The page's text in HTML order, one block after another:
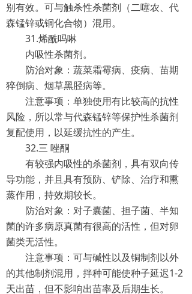
别有效。可与触杀性杀菌剂（二噻农、代
森锰锌或铜化合物）混用。
31.烯酰吗啉
内吸性杀菌剂。
防治对象：蔬菜霜霉病、疫病、苗期
猝倒病、烟草黑胫病等。
注意事项：单独使用有比较高的抗性
风险，所以常与代森锰锌等保护性杀菌剂
复配使用，以延缓抗性的产生。
32.三 唑酮
有较强内吸性的杀菌剂，具有双向传
导功能，并且具有预防、铲除、治疗和熏
蒸作用，持效期较长。
防治对象：对子囊菌、担子菌、半知
菌的许多病原真菌有很高的活性，但对卵
菌类无活性。
注意事项：可与碱性以及铜制剂以外
的其他制剂混用，拌种可能使种子延迟1-2
天出苗，但不影响出苗率及后期生长。